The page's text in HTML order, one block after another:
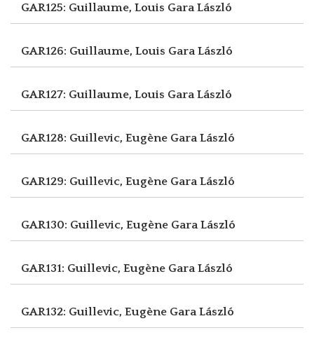
GAR125: Guillaume, Louis Gara László
GAR126: Guillaume, Louis Gara László
GAR127: Guillaume, Louis Gara László
GAR128: Guillevic, Eugène Gara László
GAR129: Guillevic, Eugène Gara László
GAR130: Guillevic, Eugène Gara László
GAR131: Guillevic, Eugène Gara László
GAR132: Guillevic, Eugène Gara László